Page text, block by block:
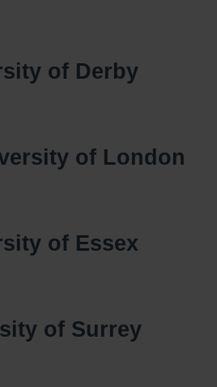
of Derby
of London
of Essex
of Surrey